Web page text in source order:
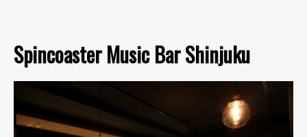
Spincoaster Music Bar Shinjuku